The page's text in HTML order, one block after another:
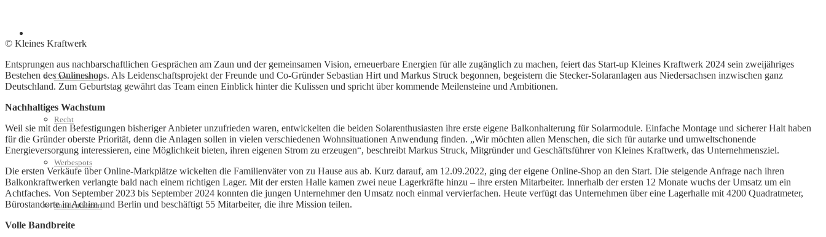
Crowdfunding
Recht
Werbespots
Sonderthemen
© Kleines Kraftwerk
Entsprungen aus nachbarschaftlichen Gesprächen am Zaun und der gemeinsamen Vision, erneuerbare Energien für alle zugänglich zu machen, feiert das Start-up Kleines Kraftwerk 2024 sein zweijähriges
Bestehen des Onlineshops. Als Leidenschaftsprojekt der Freunde und Co-Gründer Sebastian Hirt und Markus Struck begonnen, begeistern die Stecker-Solaranlagen aus Niedersachsen inzwischen ganz
Deutschland. Zum Geburtstag gewährt das Team einen Einblick hinter die Kulissen und spricht über kommende Meilensteine und Ambitionen.
Nachhaltiges Wachstum
Weil sie mit den Befestigungen bisheriger Anbieter unzufrieden waren, entwickelten die beiden Solarenthusiasten ihre erste eigene Balkonhalterung für Solarmodule. Einfache Montage und sicherer Halt haben
für die Gründer oberste Priorität, denn die Anlagen sollen in vielen verschiedenen Wohnsituationen Anwendung finden. „Wir möchten allen Menschen, die sich für autarke und umweltschonende
Energieversorgung interessieren, eine Möglichkeit bieten, ihren eigenen Strom zu erzeugen“, beschreibt Markus Struck, Mitgründer und Geschäftsführer von Kleines Kraftwerk, das Unternehmensziel.
Die ersten Verkäufe über Online-Markplätze wickelten die Familienväter von zu Hause aus ab. Kurz darauf, am 12.09.2022, ging der eigene Online-Shop an den Start. Die steigende Anfrage nach ihren
Balkonkraftwerken verlangte bald nach einem richtigen Lager. Mit der ersten Halle kamen zwei neue Lagerkräfte hinzu – ihre ersten Mitarbeiter. Innerhalb der ersten 12 Monate wuchs der Umsatz um ein
Achtfaches. Von September 2023 bis September 2024 konnten die jungen Unternehmer den Umsatz noch einmal vervierfachen. Heute verfügt das Unternehmen über eine Lagerhalle mit 4200 Quadratmeter,
Bürostandorte in Achim und Berlin und beschäftigt 55 Mitarbeiter, die ihre Mission teilen.
Volle Bandbreite